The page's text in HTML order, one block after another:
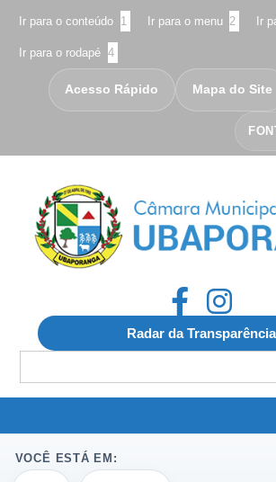
Ir para o conteúdo 1 Ir para o menu 2 Ir
Ir para o rodapé 4
Acesso Rápido Mapa do Site
Radar da Transparência
for:
VOCÊ ESTÁ EM: